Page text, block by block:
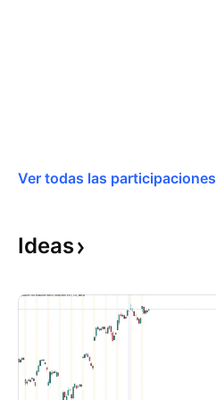
Ver todas las participaciones
Ideas